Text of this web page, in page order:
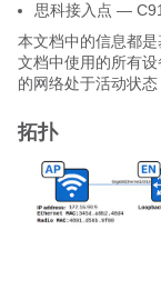
思科接入点 —
本文档中的信息都
文档中使用的所有
的网络处于活动状
拓扑